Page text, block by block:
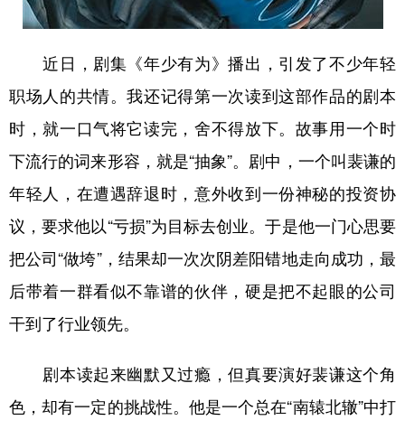
北京 天津 河北 山西
浙江 安徽 江西
山东 河南 湖北 湖南
广东 广西 海南 重庆
四川 贵州 云南 西藏
陕西 甘肃 青海 宁夏
多语种频道
近日，剧集《年少有为》播出，引发了不少年轻
职场人的共情。我还记得第一次读到这部作品的剧本
时，就一口气将它读完，舍不得放下。故事用一个时
下流行的词来形容，就是“抽象”。剧中，一个叫裴谦的
年轻人，在遭遇辞退时，意外收到一份神秘的投资协
议，要求他以“亏损”为目标去创业。于是他一门心思要
把公司“做垮”，结果却一次次阴差阳错地走向成功，最
后带着一群看似不靠谱的伙伴，硬是把不起眼的公司
干到了行业领先。
剧本读起来幽默又过瘾，但真要演好裴谦这个角
色，却有一定的挑战性。他是一个总在“南辕北辙”中打